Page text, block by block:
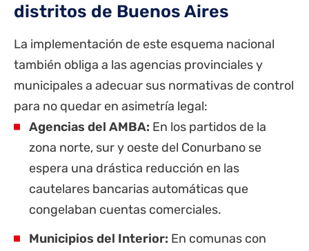
distritos de Buenos Aires
La implementación de este esquema nacional
también obliga a las agencias provinciales y
municipales a adecuar sus normativas de control
para no quedar en asimetría legal:
Agencias del AMBA: En los partidos de la
zona norte, sur y oeste del Conurbano se
espera una drástica reducción en las
cautelares bancarias automáticas que
congelaban cuentas comerciales.
Municipios del Interior: En comunas con